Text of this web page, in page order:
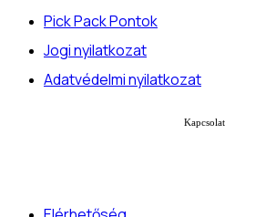
Pick Pack Pontok
Jogi nyilatkozat
Adatvédelmi nyilatkozat
Kapcsolat